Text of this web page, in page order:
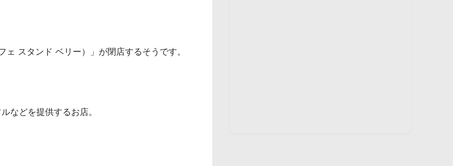
スタンド ベリー）」が閉店するそうです。
などを提供するお店。